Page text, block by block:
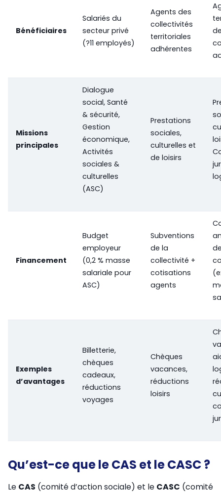
Bénéficiaires
Salariés du
secteur privé
(?11 employés)
Agents des
collectivités
territoriales
adhérentes
Missions
principales
Dialogue
social, Santé
& sécurité,
Gestion
économique,
Activités
sociales &
culturelles
(ASC)
Prestations
sociales,
culturelles et
de loisirs
Financement
Budget
employeur
(0,2 % masse
salariale pour
ASC)
Subventions
de la
collectivité +
cotisations
agents
Exemples
d’avantages
Billetterie,
chèques
cadeaux,
réductions
voyages
Chèques
vacances,
réductions
loisirs
Qu’est-ce que le CAS et le CASC ?
Le CAS (comité d’action sociale) et le CASC (comité